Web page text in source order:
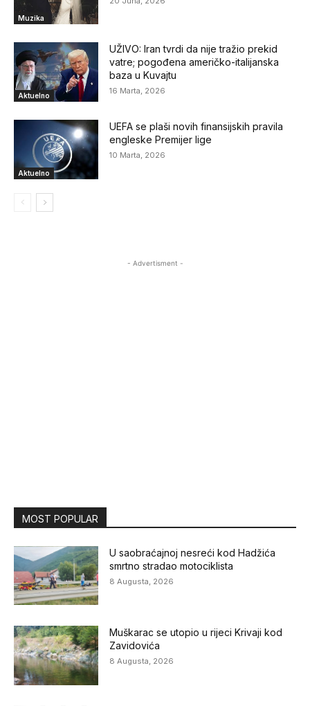
Muzika
Aktuelno
UŽIVO: Iran tvrdi da nije tražio prekid
vatre; pogođena američko-italijanska
baza u Kuvajtu
16 Marta, 2026
Aktuelno
UEFA se plaši novih finansijskih pravila
engleske Premijer lige
10 Marta, 2026
- Advertisment -
MOST POPULAR
U saobraćajnoj nesreći kod Hadžića
smrtno stradao motociklista
8 Augusta, 2026
Muškarac se utopio u rijeci Krivaji kod
Zavidovića
8 Augusta, 2026